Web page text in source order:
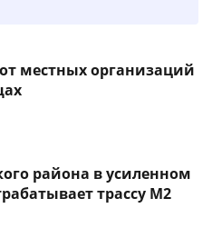
местных организаций
района в усиленном
трассу М2